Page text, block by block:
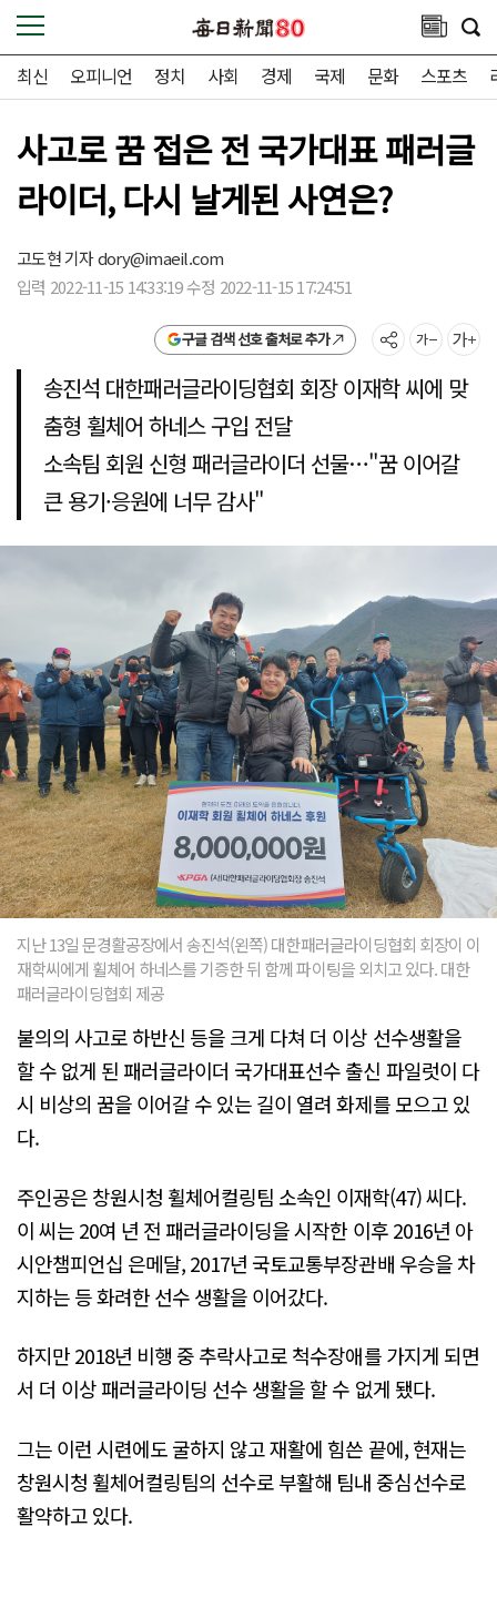
최신 오피니언 정치 사회 경제 국제 문화 스포츠
사고로 꿈 접은 전 국가대표 패러글
라이더, 다시 날게된 사연은?
고도현 기자dory@imaeil.com
입력 2022-11-15 14:33:19 수정 2022-11-15 17:24:51
구글 검색 선호 출처로 추가
송진석 대한패러글라이딩협회 회장 이재학 씨에 맞
춤형 휠체어 하네스 구입 전달
소속팀 회원 신형 패러글라이더 선물…"꿈 이어갈
큰 용기·응원에 너무 감사"
지난 13일 문경활공장에서 송진석(왼쪽) 대한패러글라이딩협회 회장이 이
재학씨에게 휠체어 하네스를 기증한 뒤 함께 파이팅을 외치고 있다. 대한
패러글라이딩협회 제공
불의의 사고로 하반신 등을 크게 다쳐 더 이상 선수생활을
할 수 없게 된 패러글라이더 국가대표선수 출신 파일럿이 다
시 비상의 꿈을 이어갈 수 있는 길이 열려 화제를 모으고 있
다.
주인공은 창원시청 휠체어컬링팀 소속인 이재학(47) 씨다.
이 씨는 20여 년 전 패러글라이딩을 시작한 이후 2016년 아
시안챔피언십 은메달, 2017년 국토교통부장관배 우승을 차
지하는 등 화려한 선수 생활을 이어갔다.
하지만 2018년 비행 중 추락사고로 척수장애를 가지게 되면
서 더 이상 패러글라이딩 선수 생활을 할 수 없게 됐다.
그는 이런 시련에도 굴하지 않고 재활에 힘쓴 끝에, 현재는
창원시청 휠체어컬링팀의 선수로 부활해 팀내 중심선수로
활약하고 있다.